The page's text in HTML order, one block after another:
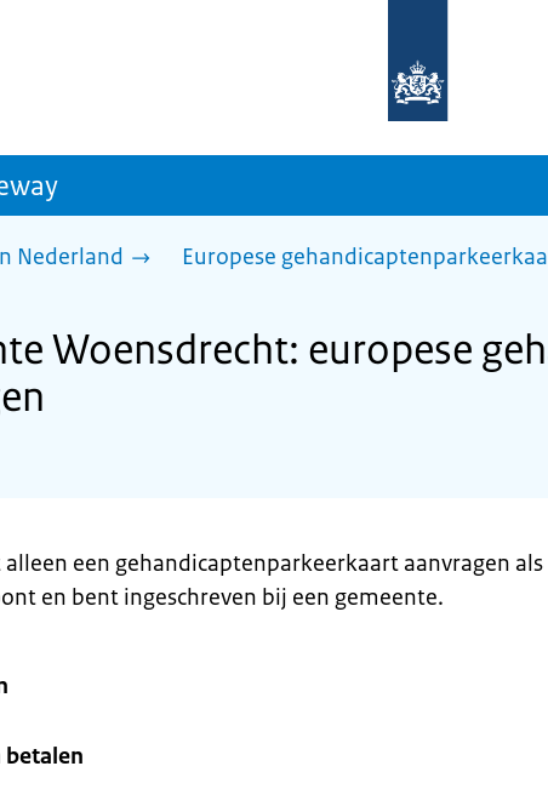
homepage
sdg.rijksoverheid.nl
Nederland Europese
Woensdrecht: europese
alleen een gehandicaptenparkeerkaart aanvragen als
en bent ingeschreven bij een gemeente.
betalen